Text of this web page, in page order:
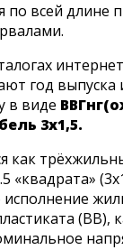
по всей длине
год выпуска
в виде
3х1,5.
как
«квадрата»
(ВВ),